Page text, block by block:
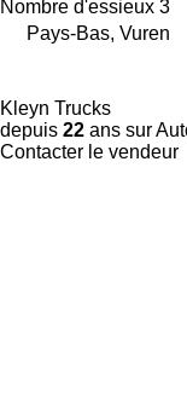
Nombre d'essieux 3
Pays-Bas, Vuren
Kleyn Trucks
depuis 22 ans sur
Contacter le vendeur